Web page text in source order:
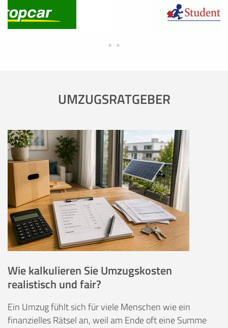
UMZUGSRATGEBER
Wie kalkulieren Sie Umzugskosten
realistisch und fair?
Ein Umzug fühlt sich für viele Menschen wie ein
finanzielles Rätsel an, weil am Ende oft eine Summe